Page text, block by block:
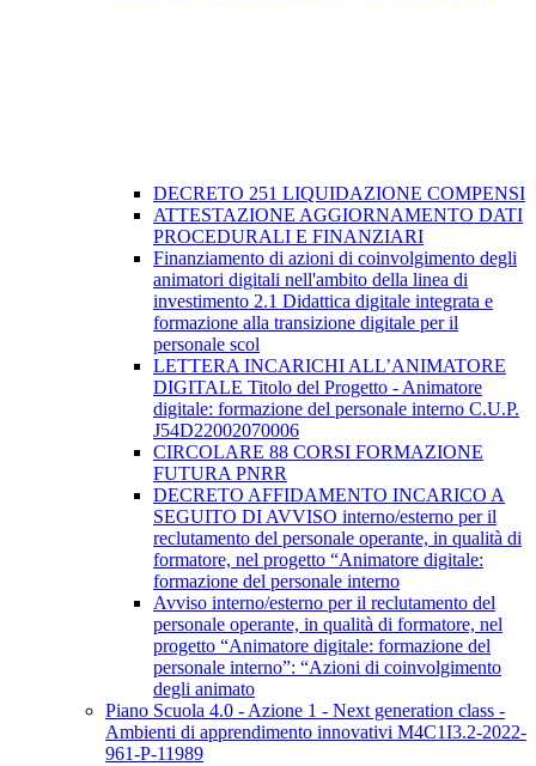
DECRETO 251 LIQUIDAZIONE COMPENSI
ATTESTAZIONE AGGIORNAMENTO DATI
PROCEDURALI E FINANZIARI
Finanziamento di azioni di coinvolgimento degli
animatori digitali nell'ambito della linea di
investimento 2.1 Didattica digitale integrata e
formazione alla transizione digitale per il
personale scol
LETTERA INCARICHI ALL’ANIMATORE
DIGITALE Titolo del Progetto - Animatore
digitale: formazione del personale interno C.U.P.
J54D22002070006
CIRCOLARE 88 CORSI FORMAZIONE
FUTURA PNRR
DECRETO AFFIDAMENTO INCARICO A
SEGUITO DI AVVISO interno/esterno per il
reclutamento del personale operante, in qualità di
formatore, nel progetto “Animatore digitale:
formazione del personale interno
Avviso interno/esterno per il reclutamento del
personale operante, in qualità di formatore, nel
progetto “Animatore digitale: formazione del
personale interno”: “Azioni di coinvolgimento
degli animato
Piano Scuola 4.0 - Azione 1 - Next generation class -
Ambienti di apprendimento innovativi M4C1I3.2-2022-
961-P-11989